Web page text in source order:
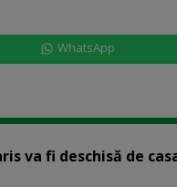
WhatsApp
va fi deschisă de